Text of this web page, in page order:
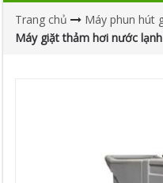
Trang chủ
Máy phun hút
Máy giặt thảm hơi nước